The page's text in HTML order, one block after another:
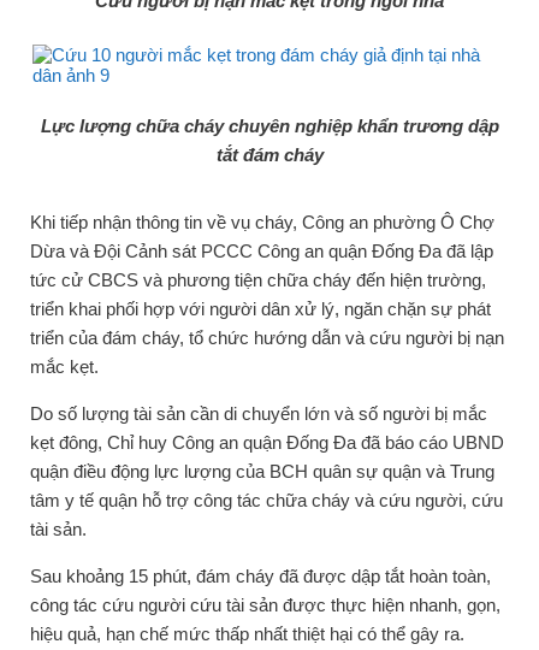
Lực lượng chữa cháy chuyên nghiệp khẩn trương dập
tắt đám cháy
Khi tiếp nhận thông tin về vụ cháy, Công an phường Ô Chợ
Dừa và Đội Cảnh sát PCCC Công an quận Đống Đa đã lập
tức cử CBCS và phương tiện chữa cháy đến hiện trường,
triển khai phối hợp với người dân xử lý, ngăn chặn sự phát
triển của đám cháy, tổ chức hướng dẫn và cứu người bị nạn
mắc kẹt.
Do số lượng tài sản cần di chuyển lớn và số người bị mắc
kẹt đông, Chỉ huy Công an quận Đống Đa đã báo cáo UBND
quận điều động lực lượng của BCH quân sự quận và Trung
tâm y tế quận hỗ trợ công tác chữa cháy và cứu người, cứu
tài sản.
Sau khoảng 15 phút, đám cháy đã được dập tắt hoàn toàn,
công tác cứu người cứu tài sản được thực hiện nhanh, gọn,
hiệu quả, hạn chế mức thấp nhất thiệt hại có thể gây ra.